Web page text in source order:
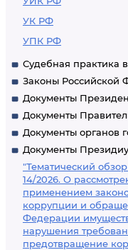
УК РФ
УПК РФ
Судебная практика
Законы Российской
Документы
Документы
Документы органов
Документы
"Тематический
14/2026. О
применением
коррупции и
Федерации
нарушения
предотвращение